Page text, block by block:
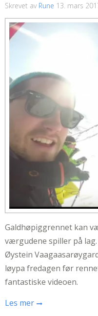
Skrevet av Rune 13. mars
Galdhøpiggrennet kan
værgudene spiller på
Øystein
løypa fredagen før
fantastiske videoen.
Les mer